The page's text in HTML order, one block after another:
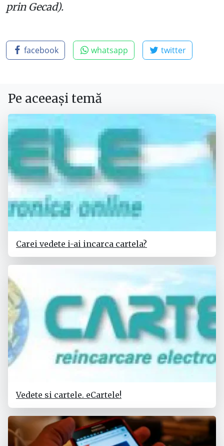
prin Gecad).
facebook whatsapp twitter
Pe aceeași temă
Carei vedete i-ai incarca cartela?
Vedete si cartele. eCartele!